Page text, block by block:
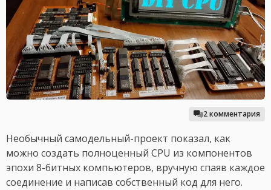
2 комментария
Необычный самодельный-проект показал, как
можно создать полноценный CPU из компонентов
эпохи 8-битных компьютеров, вручную спаяв каждое
соединение и написав собственный код для него.